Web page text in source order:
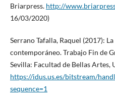
Briarpress. http://
16/03/2020)
Serrano Tafalla, Raquel (2017):
contemporáneo. Trabajo Fin de
Sevilla: Facultad de Bellas Artes,
https://idus.us.es/bitstream/
sequence=1